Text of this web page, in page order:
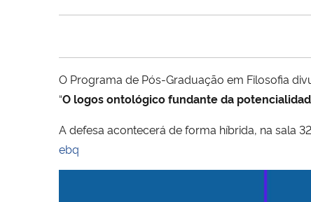
O Programa de Pós-Graduação em Filosofia
“O logos ontológico fundante da
A defesa acontecerá de forma híbrida, na sala
ebq